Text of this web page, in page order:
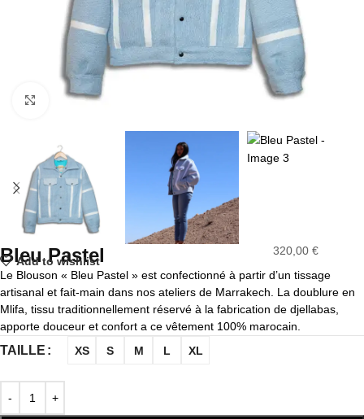
Click to enlarge
Bleu Pastel 320,00 €
Add to wishlist
Le Blouson « Bleu Pastel » est confectionné à partir d’un tissage
artisanal et fait-main dans nos ateliers de Marrakech. La doublure en
Mlifa, tissu traditionnellement réservé à la fabrication de djellabas,
apporte douceur et confort a ce vêtement 100% marocain.
TAILLE XS S M L XL